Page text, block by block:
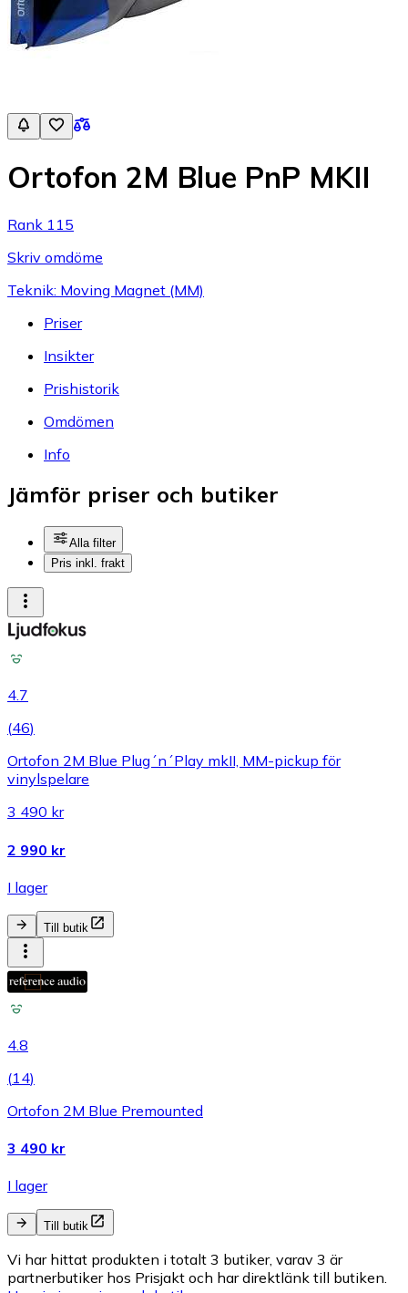
Ortofon 2M Blue PnP MKII
Rank 115
Skriv omdöme
Teknik: Moving Magnet (MM)
Priser
Insikter
Prishistorik
Omdömen
Info
Jämför priser och butiker
Alla filter
Pris inkl. frakt
4.7
(46)
Ortofon 2M Blue Plug´n´Play mkII, MM-pickup för
vinylspelare
3 490 kr
2 990 kr
I lager
Till butik
4.8
(14)
Ortofon 2M Blue Premounted
3 490 kr
I lager
Till butik
Vi har hittat produkten i totalt 3 butiker, varav 3 är
partnerbutiker hos Prisjakt och har direktlänk till butiken.